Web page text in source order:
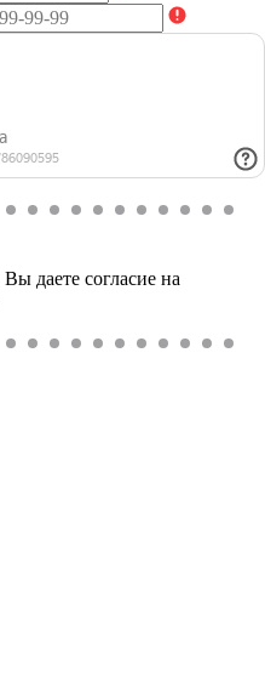
даете согласие на